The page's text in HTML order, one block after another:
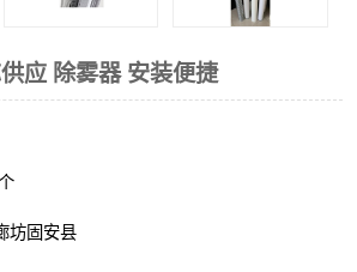
应 除雾器 安装便捷
坊固安县